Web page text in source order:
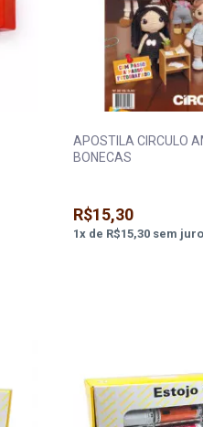
APOSTILA CIRCULO
BONECAS
R$15,30
1xde R$15,30sem